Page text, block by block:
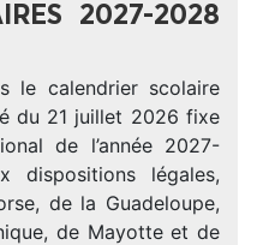
2027-2028
le calendrier scolaire
du 21 juillet 2026 fixe
de l’année 2027-
dispositions légales,
de la Guadeloupe,
de Mayotte et de